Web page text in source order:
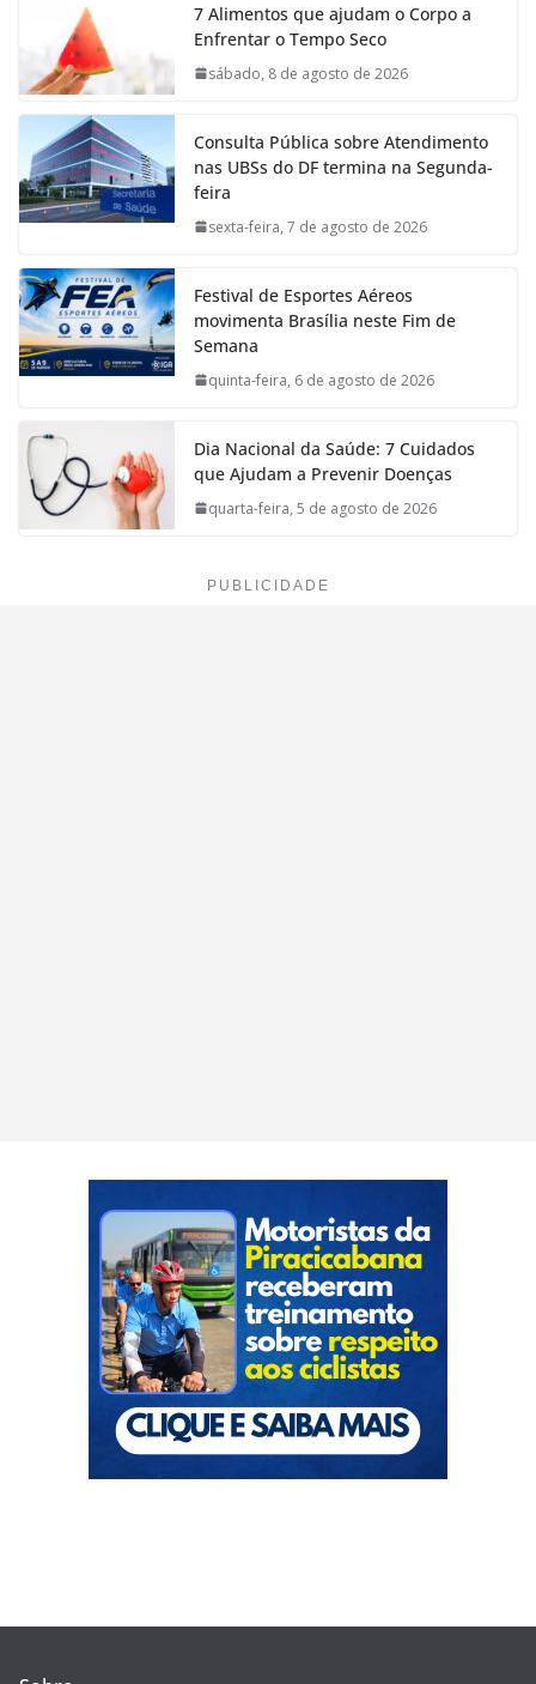
7 Alimentos que ajudam o Corpo a
Enfrentar o Tempo Seco
sábado, 8 de agosto de 2026
Consulta Pública sobre Atendimento
nas UBSs do DF termina na Segunda-
feira
sexta-feira, 7 de agosto de 2026
Festival de Esportes Aéreos
movimenta Brasília neste Fim de
Semana
quinta-feira, 6 de agosto de 2026
Dia Nacional da Saúde: 7 Cuidados
que Ajudam a Prevenir Doenças
quarta-feira, 5 de agosto de 2026
PUBLICIDADE